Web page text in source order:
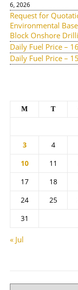
6, 2026
Request for
Environmental
Block Onshore
Daily Fuel Price –
Daily Fuel Price –
M T
3
4
10
11
17
18
24
25
31
« Jul